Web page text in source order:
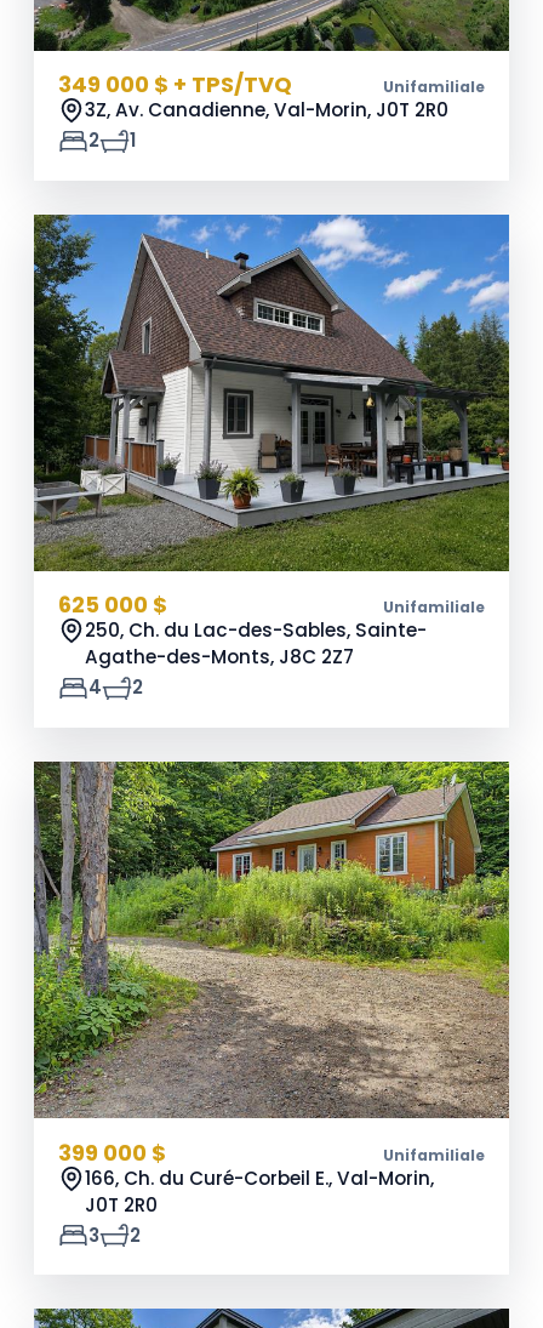
349 000 $ + TPS/TVQ Unifamiliale
3Z, Av. Canadienne, Val-Morin, J0T 2R0
2
1
625 000 $ Unifamiliale
250, Ch. du Lac-des-Sables, Sainte-
Agathe-des-Monts, J8C 2Z7
4
2
399 000 $ Unifamiliale
166, Ch. du Curé-Corbeil E., Val-Morin,
J0T 2R0
3
2